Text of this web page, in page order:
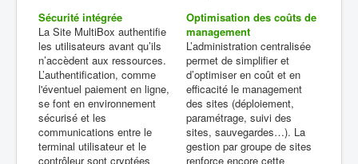
Sécurité intégrée
La Site MultiBox authentifie
les utilisateurs avant qu’ils
n’accèdent aux ressources.
L’authentification, comme
l'éventuel paiement en ligne,
se font en environnement
sécurisé et les
communications entre le
terminal utilisateur et le
contrôleur sont cryptées
Optimisation des coûts de
management
L’administration centralisée
permet de simplifier et
d’optimiser en coût et en
efficacité le management
des sites (déploiement,
paramétrage, suivi des
sites, sauvegardes…). La
gestion par groupe de sites
renforce encore cette